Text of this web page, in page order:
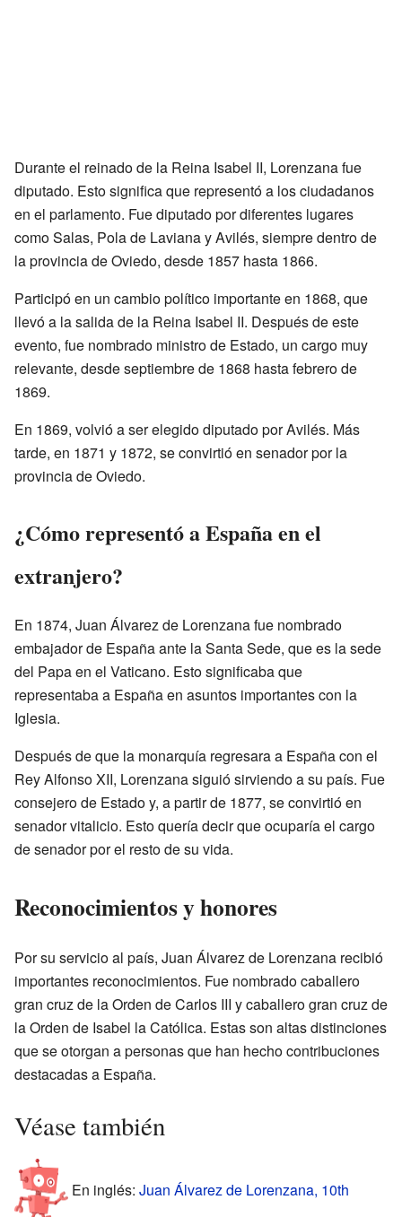
Durante el reinado de la Reina Isabel II, Lorenzana fue
diputado. Esto significa que representó a los ciudadanos
en el parlamento. Fue diputado por diferentes lugares
como Salas, Pola de Laviana y Avilés, siempre dentro de
la provincia de Oviedo, desde 1857 hasta 1866.
Participó en un cambio político importante en 1868, que
llevó a la salida de la Reina Isabel II. Después de este
evento, fue nombrado ministro de Estado, un cargo muy
relevante, desde septiembre de 1868 hasta febrero de
1869.
En 1869, volvió a ser elegido diputado por Avilés. Más
tarde, en 1871 y 1872, se convirtió en senador por la
provincia de Oviedo.
¿Cómo representó a España en el
extranjero?
En 1874, Juan Álvarez de Lorenzana fue nombrado
embajador de España ante la Santa Sede, que es la sede
del Papa en el Vaticano. Esto significaba que
representaba a España en asuntos importantes con la
Iglesia.
Después de que la monarquía regresara a España con el
Rey Alfonso XII, Lorenzana siguió sirviendo a su país. Fue
consejero de Estado y, a partir de 1877, se convirtió en
senador vitalicio. Esto quería decir que ocuparía el cargo
de senador por el resto de su vida.
Reconocimientos y honores
Por su servicio al país, Juan Álvarez de Lorenzana recibió
importantes reconocimientos. Fue nombrado caballero
gran cruz de la Orden de Carlos III y caballero gran cruz de
la Orden de Isabel la Católica. Estas son altas distinciones
que se otorgan a personas que han hecho contribuciones
destacadas a España.
Véase también
En inglés: Juan Álvarez de Lorenzana, 10th